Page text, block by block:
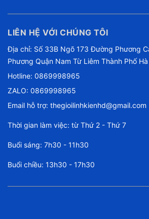
LIÊN HỆ VỚI CHÚNG TÔI
Địa chỉ: Số 33B Ngõ 173 Đường Phương
Phương Quận Nam Từ Liêm Thành Phố
Hotline: 0869998965
ZALO: 0869998965
Email hỗ trợ: thegioilinhkienhd@gmail.com
Thời gian làm việc: từ Thứ 2 - Thứ 7
Buổi sáng: 7h30 - 11h30
Buổi chiều: 13h30 - 17h30